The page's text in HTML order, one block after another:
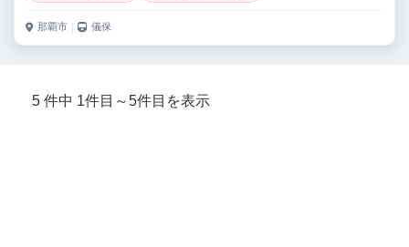
那覇市 ｜ 儀保
5 件中 1件目～5件目を表示